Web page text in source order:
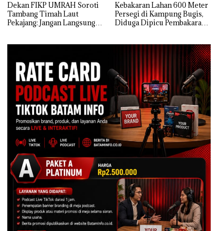
Dekan FIKP UMRAH Soroti
Tambang Timah Laut
Pekajang: Jangan Langsung
Kebakaran Lahan 600 Meter
Persegi di Kampung Bugis,
Diduga Dipicu Pembakaran